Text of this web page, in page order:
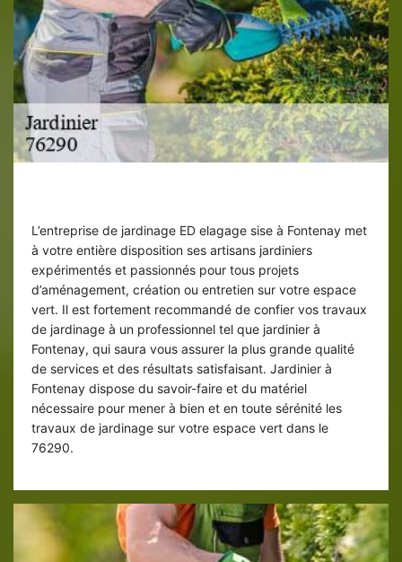
L’entreprise de jardinage ED elagage sise à Fontenay met
à votre entière disposition ses artisans jardiniers
expérimentés et passionnés pour tous projets
d’aménagement, création ou entretien sur votre espace
vert. Il est fortement recommandé de confier vos travaux
de jardinage à un professionnel tel que jardinier à
Fontenay, qui saura vous assurer la plus grande qualité
de services et des résultats satisfaisant. Jardinier à
Fontenay dispose du savoir-faire et du matériel
nécessaire pour mener à bien et en toute sérénité les
travaux de jardinage sur votre espace vert dans le
76290.